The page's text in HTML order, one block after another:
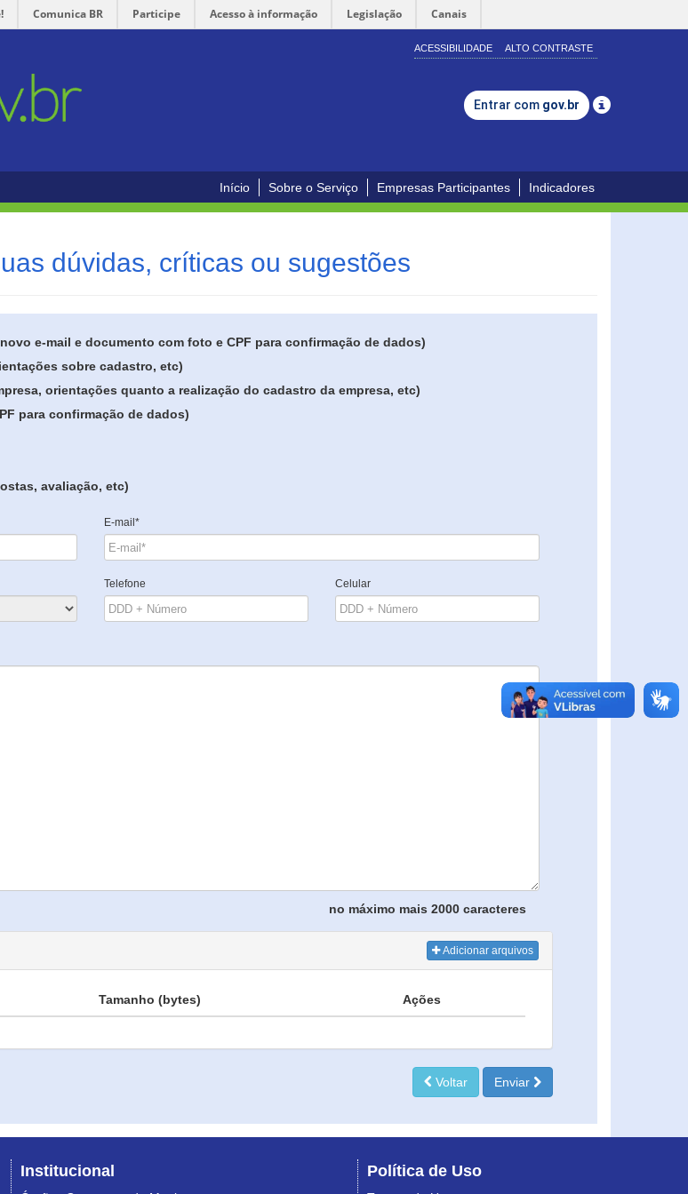
Comunica BR Participe Acesso à informação Legislação Canais
ACESSIBILIDADE ALTO CONTRASTE
Entrar com gov.br
Início Sobre o Serviço Empresas Participantes Indicadores
dúvidas, críticas ou sugestões
e-mail e documento com foto e CPF para confirmação de dados)
sobre cadastro, etc)
orientações quanto a realização do cadastro da empresa, etc)
para confirmação de dados)
avaliação, etc)
E-mail*
Telefone Celular
no máximo mais 2000 caracteres
Adicionar arquivos
Tamanho (bytes) Ações
Voltar Enviar
Institucional Política de Uso